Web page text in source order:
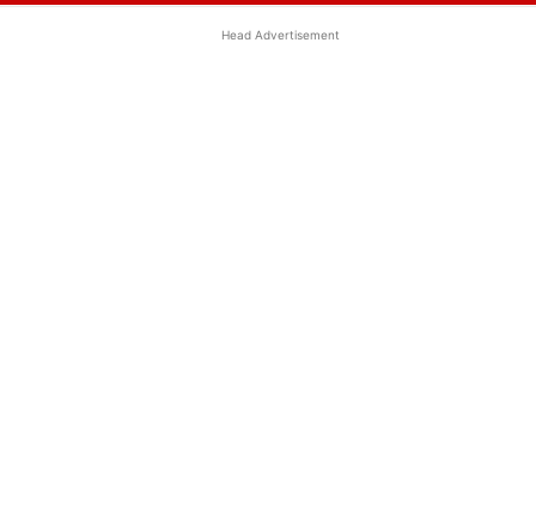
Head Advertisement